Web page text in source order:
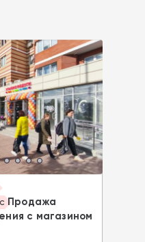
Продажа
с магазином